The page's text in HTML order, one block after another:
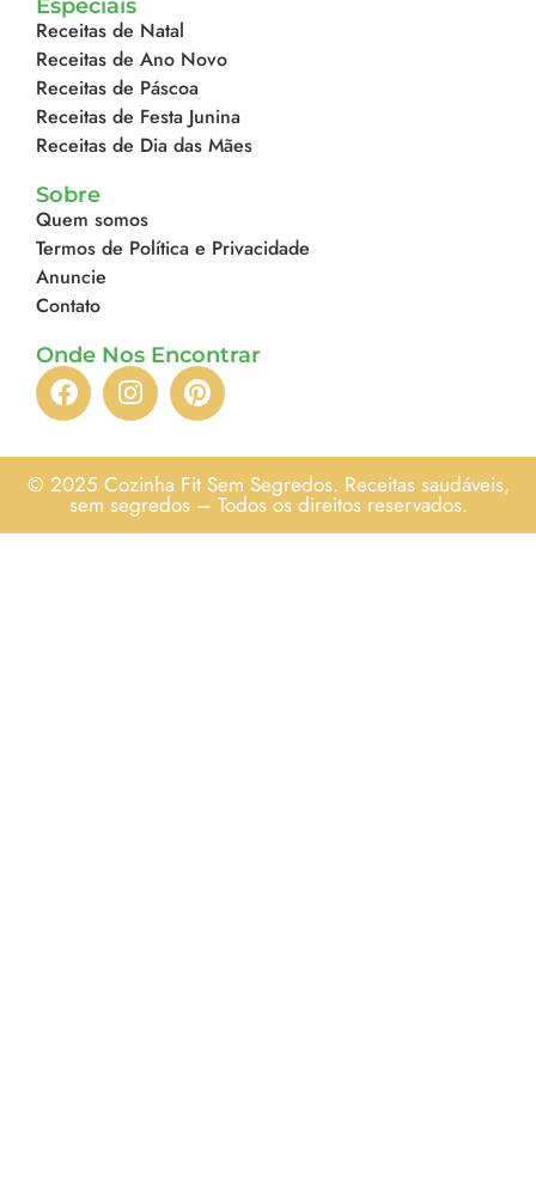
Especiais
Receitas de Natal
Receitas de Ano Novo
Receitas de Páscoa
Receitas de Festa Junina
Receitas de Dia das Mães
Sobre
Quem somos
Termos de Política e Privacidade
Anuncie
Contato
Onde Nos Encontrar
© 2025 Cozinha Fit Sem Segredos. Receitas saudáveis,
sem segredos – Todos os direitos reservados.